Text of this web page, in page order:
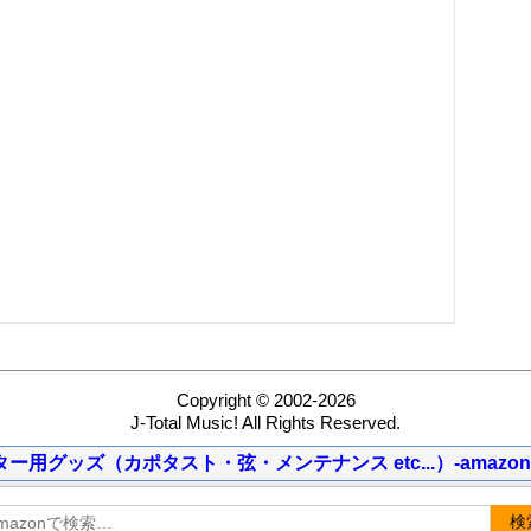
Copyright © 2002-2026
J-Total Music! All Rights Reserved.
ー用グッズ（カポタスト・弦・メンテナンス etc...）-
検